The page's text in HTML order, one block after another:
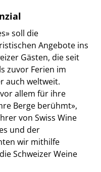
soll die
Angebote ins
Gästen, die seit
zuvor Ferien im
auch weltweit.
allem für ihre
Berge berühmt»,
von Swiss Wine
und der
wir mithilfe
Schweizer Weine